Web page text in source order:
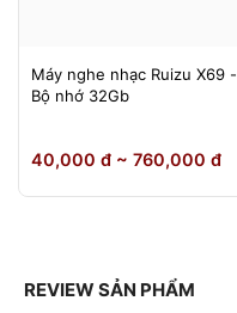
Máy nghe nhạc Ruizu X69 -
Bộ nhớ 32Gb
40,000 đ ~ 760,000 đ
REVIEW SẢN PHẨM